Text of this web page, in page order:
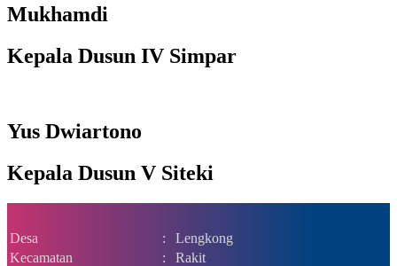
Mukhamdi
Kepala Dusun IV Simpar
Yus Dwiartono
Kepala Dusun V Siteki
Desa :
Lengkong
Kecamatan
:
Rakit